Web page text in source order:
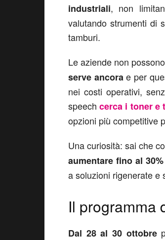
industriali, non
valutando strumenti di
tamburi.
Le aziende non
serve ancora e per
nei costi operativi,
speechcerca i toner e
opzioni più competitive
Una curiosità: sai che
aumentare fino al
a soluzioni rigenerate e
Il programma
Dal 28 al 30 ottobre